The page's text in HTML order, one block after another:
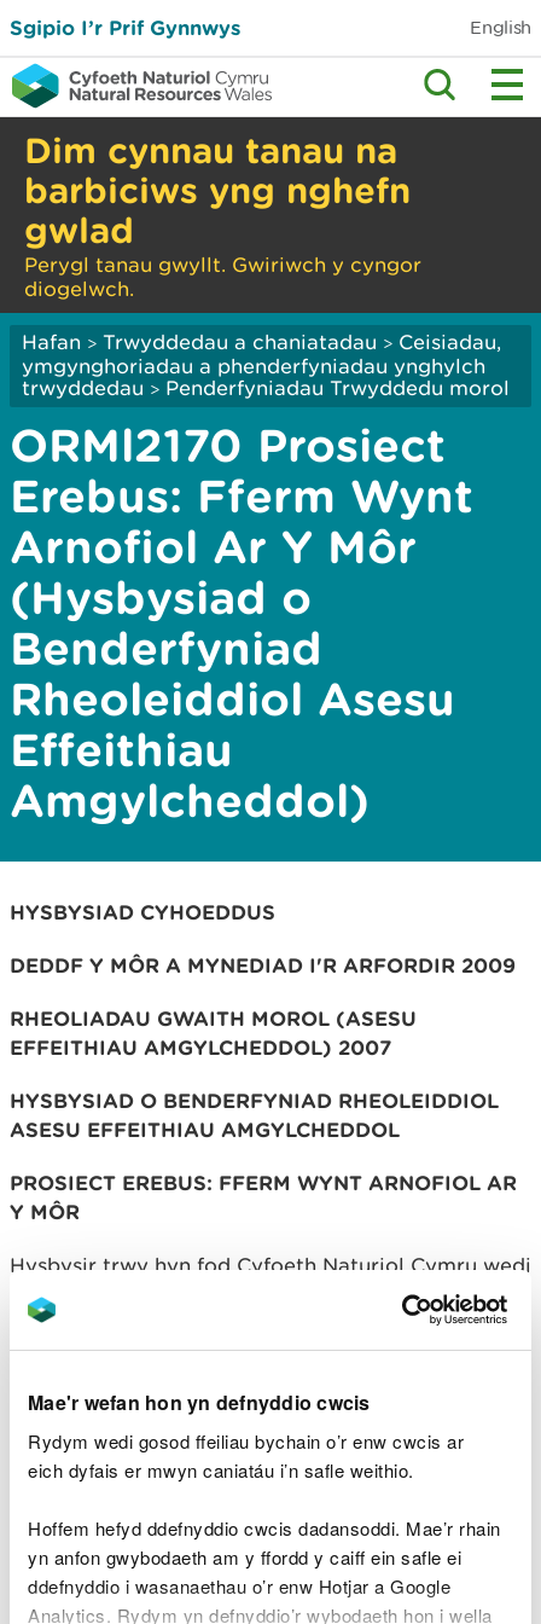
Mae'r wefan hon yn defnyddio cwcis
Rydym wedi gosod ffeiliau bychain o’r enw cwcis ar
eich dyfais er mwyn caniatáu i’n safle weithio.
Hoffem hefyd ddefnyddio cwcis dadansoddi. Mae’r rhain
yn anfon gwybodaeth am y ffordd y caiff ein safle ei
ddefnyddio i wasanaethau o’r enw Hotjar a Google
Analytics. Rydym yn defnyddio’r wybodaeth hon i wella
Sgipio I’r Prif Gynnwys English
Dim cynnau tanau na
barbiciws yng nghefn
gwlad
Perygl tanau gwyllt. Gwiriwch y cyngor
diogelwch.
Hafan > Trwyddedau a chaniatadau > Ceisiadau,
ymgynghoriadau a phenderfyniadau ynghylch
trwyddedau > Penderfyniadau Trwyddedu morol
ORMl2170 Prosiect
Erebus: Fferm Wynt
Arnofiol Ar Y Môr
(Hysbysiad o
Benderfyniad
Rheoleiddiol Asesu
Effeithiau
Amgylcheddol)
HYSBYSIAD CYHOEDDUS
DEDDF Y MÔR A MYNEDIAD I'R ARFORDIR 2009
RHEOLIADAU GWAITH MOROL (ASESU
EFFEITHIAU AMGYLCHEDDOL) 2007
HYSBYSIAD O BENDERFYNIAD RHEOLEIDDIOL
ASESU EFFEITHIAU AMGYLCHEDDOL
PROSIECT EREBUS: FFERM WYNT ARNOFIOL AR
Y MÔR
Hysbysir trwy hyn fod Cyfoeth Naturiol Cymru wedi
gwneud ei benderfyniad rheoleiddiol o dan Ddeddf
y Môr a Mynediad i'r Arfordir 2009 a Rheoliadau
Gwaith Morol (Asesu Effeithiau Amgylcheddol)
Effeithiau Amgylcheddol”) o ran y prosiect uchod.
Yn unol â Rheoliad 24 y Rheoliadau Asesu
Effeithiau Amgylcheddol a Rhan 4 o Ddeddf y Môr
Cymru wedi penderfynu rhoi cymeradwyaeth
reoleiddiol ar gyfer y prosiect yn amodol ar osod
amodau.